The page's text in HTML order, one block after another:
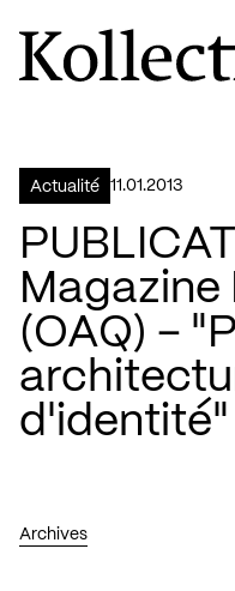
Aller à la page d'accueil
Logo Kollectif
Actualité 11.01.2013
Magazine
(OAQ) –
d'identité"
Archives